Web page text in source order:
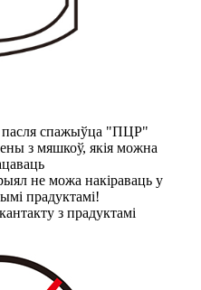
пасля спажыўца "ПЦР"
з мяшкоў, якія можна
не можа накіраваць у
прадуктамі!
з прадуктамі